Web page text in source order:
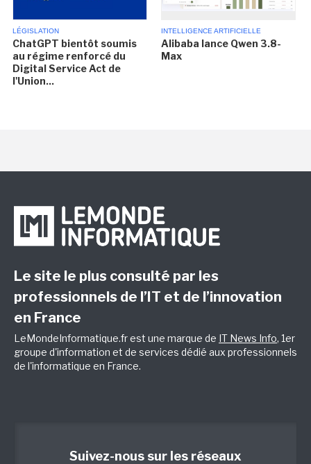
LÉGISLATION
ChatGPT bientôt soumis
au régime renforcé du
Digital Service Act de
l'Union...
INTELLIGENCE ARTIFICIELLE
Alibaba lance Qwen 3.8-
Max
Le site le plus consulté par les
professionnels de l’IT et de l’innovation
en France
LeMondeInformatique.fr est une marque de IT News Info, 1er
groupe d'information et de services dédié aux professionnels
de l'informatique en France.
Suivez-nous sur les réseaux